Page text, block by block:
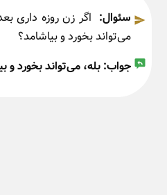
سئوال: اگر زن روزه داری
می‌تواند بخورد و بیاشامد؟
جواب: بله، می‌تواند بخورد و